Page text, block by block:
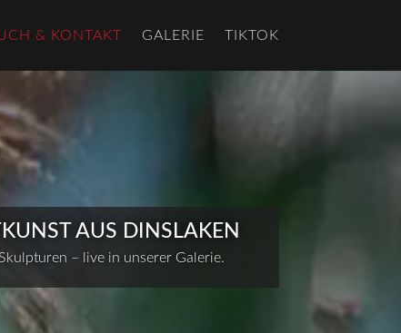
& KONTAKT GALERIE TIKTOK
AUS DINSLAKEN
– live in unserer Galerie.